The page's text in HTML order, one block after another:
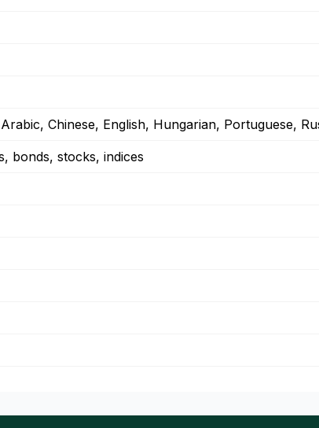
Chinese, English, Hungarian, Portuguese,
bonds, stocks, indices